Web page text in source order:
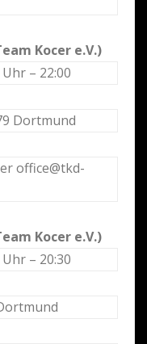
Kocer e.V.)
– 22:00
Dortmund
office@tkd-
Kocer e.V.)
– 20:30